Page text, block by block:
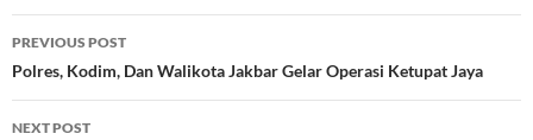
Post
navigation
PREVIOUS POST
Polres, Kodim, Dan Walikota Jakbar Gelar Operasi Ketupat Jaya
NEXT POST